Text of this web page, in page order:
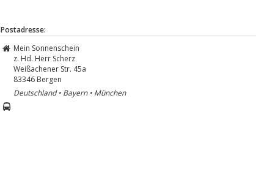
Postadresse:
Mein Sonnenschein
z. Hd. Herr Scherz
Weißachener Str. 45a
83346 Bergen
Deutschland • Bayern • München